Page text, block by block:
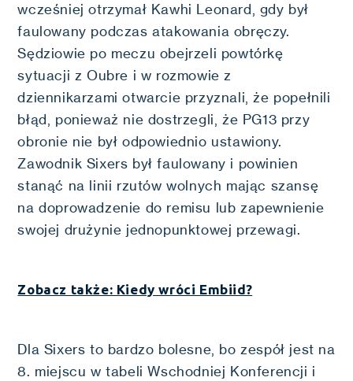
wcześniej otrzymał Kawhi Leonard, gdy był
faulowany podczas atakowania obręczy.
Sędziowie po meczu obejrzeli powtórkę
sytuacji z Oubre i w rozmowie z
dziennikarzami otwarcie przyznali, że popełnili
błąd, ponieważ nie dostrzegli, że PG13 przy
obronie nie był odpowiednio ustawiony.
Zawodnik Sixers był faulowany i powinien
stanąć na linii rzutów wolnych mając szansę
na doprowadzenie do remisu lub zapewnienie
swojej drużynie jednopunktowej przewagi.
Zobacz także: Kiedy wróci Embiid?
Dla Sixers to bardzo bolesne, bo zespół jest na
8. miejscu w tabeli Wschodniej Konferencji i